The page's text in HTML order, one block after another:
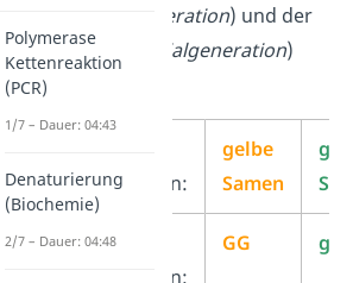
Parentalgeneration) und der
1. Nachkommen (
Filialgeneration)
sehen wie folgt aus:
Parentalgeneration:
gelbe
Samen
Genotypender
Parentalgeneration:
GG gg
Polymerase
Kettenreaktion
(PCR)
1/7 – Dauer: 04:43
Denaturierung
(Biochemie)
2/7 – Dauer: 04:48